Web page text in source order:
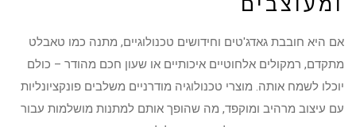
אם היא חובבת גאדג'טים וחידושים טכנולוגיים, מתנה כמו טאבלט
מתקדם, רמקולים אלחוטיים איכותיים או שעון חכם מהודר – כולם
יוכלו לשמח אותה. מוצרי טכנולוגיה מודרניים משלבים פונקציונליות
עם עיצוב מרהיב ומוקפד, מה שהופך אותם למתנות מושלמות עבור